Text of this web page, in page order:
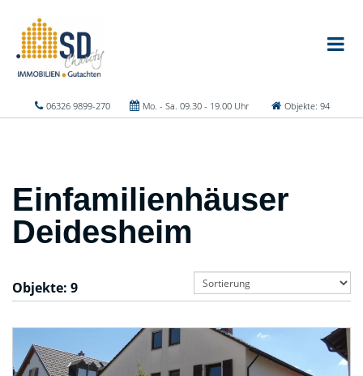
06326 9899-270 Mo. - Sa. 09.30 - 19.00 Uhr Objekte: 94
Einfamilienhäuser
Deidesheim
Objekte: 9